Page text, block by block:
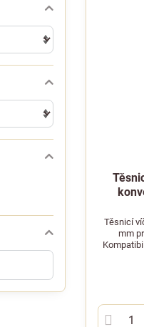
Těsnicí
mm